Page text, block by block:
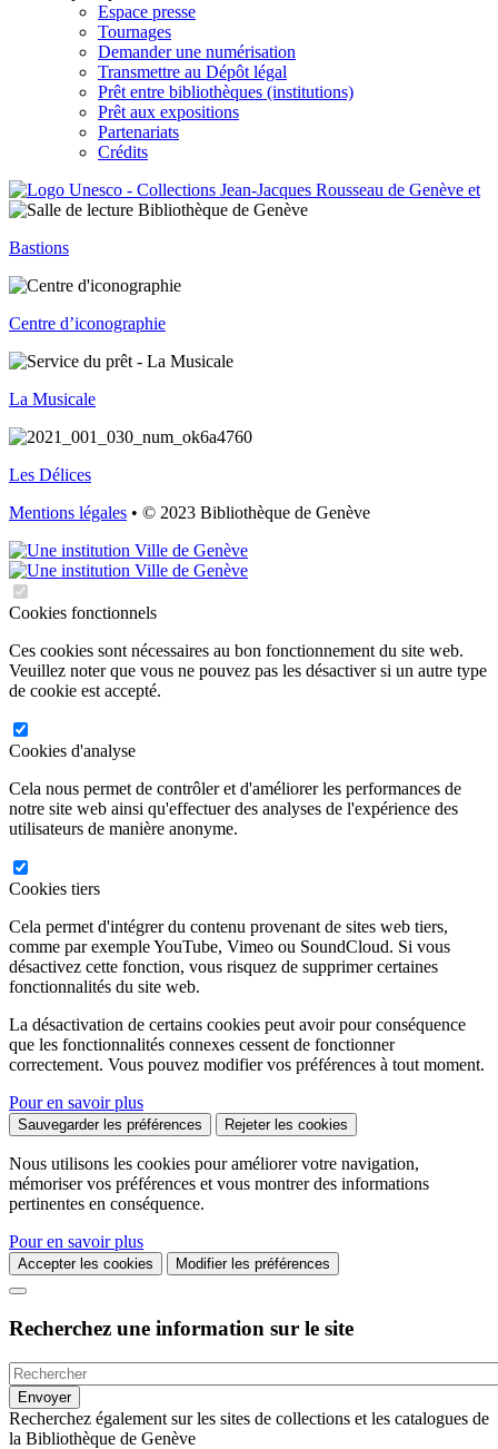
Espace presse
Tournages
Demander une numérisation
Transmettre au Dépôt légal
Prêt entre bibliothèques (institutions)
Prêt aux expositions
Partenariats
Crédits
Bastions
Centre d’iconographie
La Musicale
Les Délices
Mentions légales • © 2023 Bibliothèque de Genève
Cookies fonctionnels
Ces cookies sont nécessaires au bon fonctionnement du site web.
Veuillez noter que vous ne pouvez pas les désactiver si un autre type
de cookie est accepté.
Cookies d'analyse
Cela nous permet de contrôler et d'améliorer les performances de
notre site web ainsi qu'effectuer des analyses de l'expérience des
utilisateurs de manière anonyme.
Cookies tiers
Cela permet d'intégrer du contenu provenant de sites web tiers,
comme par exemple YouTube, Vimeo ou SoundCloud. Si vous
désactivez cette fonction, vous risquez de supprimer certaines
fonctionnalités du site web.
La désactivation de certains cookies peut avoir pour conséquence
que les fonctionnalités connexes cessent de fonctionner
correctement. Vous pouvez modifier vos préférences à tout moment.
Pour en savoir plus
Sauvegarder les préférences Rejeter les cookies
Nous utilisons les cookies pour améliorer votre navigation,
mémoriser vos préférences et vous montrer des informations
pertinentes en conséquence.
Pour en savoir plus
Accepter les cookies Modifier les préférences
Recherchez une information sur le site
Recherchez également sur les sites de collections et les catalogues de
la Bibliothèque de Genève